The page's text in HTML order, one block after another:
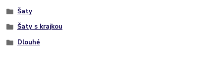
Šaty
Šaty s krajkou
Dlouhé